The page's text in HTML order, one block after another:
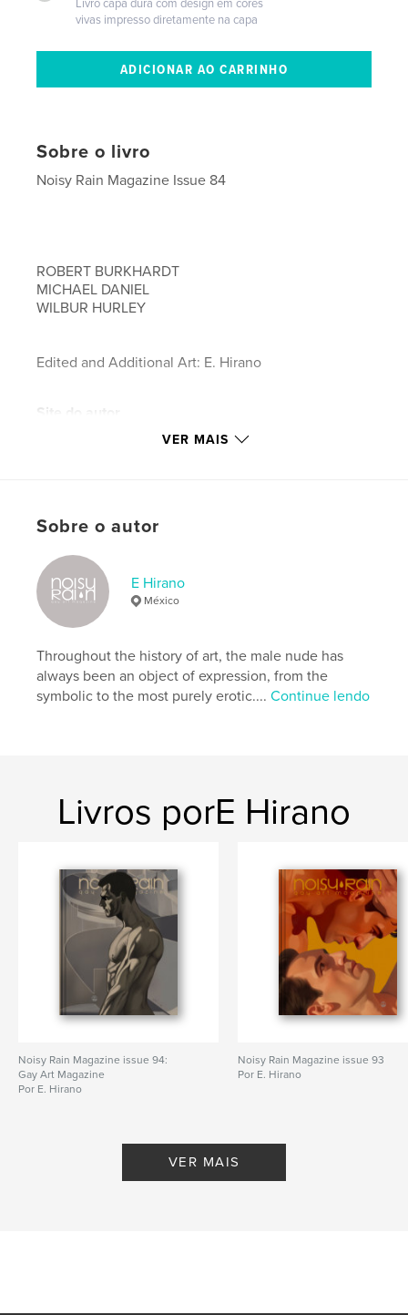
Livro capa dura com design em cores
vivas impresso diretamente na capa
Sobre o livro
Noisy Rain Magazine Issue 84
ROBERT BURKHARDT
MICHAEL DANIEL
WILBUR HURLEY
Edited and Additional Art: E. Hirano
Site do autor
https://www.noisyrain.com
Opção de projeto:
Nº de páginas:90
ISBN
Capa dura com ImageWrap: 9798347602391
Data de publicação:dez 01, 2024
IdiomaEnglish
VER MAIS
Sobre o autor
E Hirano
México
Throughout the history of art, the male nude has
always been an object of expression, from the
symbolic to the most purely erotic....Continue lendo
Livros porE Hirano
Noisy Rain Magazine issue 94:
Gay Art Magazine
Por E. Hirano
Noisy Rain Magazine issue 93
Por E. Hirano
VER MAIS